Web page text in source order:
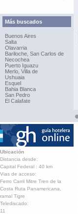
Más buscados
Buenos Aires
Salta
Olavarria
Bariloche, San Carlos de
Necochea
Puerto Iguazu
Merlo, Villa de
Ushuaia
Esquel
Bahia Blanca
San Pedro
El Calafate
Ubicación
Distancia desde:
Capital Federal : 40 km
Vias de acceso:
Ferro Carril Mitre Tren de la
Costa Ruta Panamericana,
ramal Tigre
Telediscado:
11